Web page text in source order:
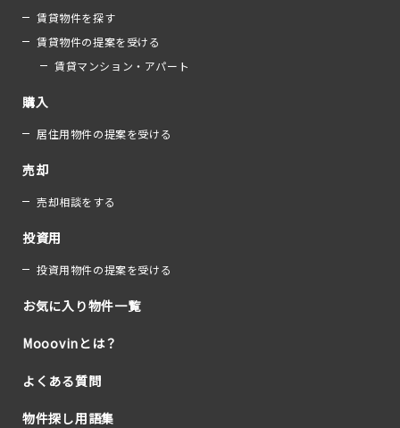
賃貸物件を探す
賃貸物件の提案を受ける
賃貸マンション・アパート
購入
居住用物件の提案を受ける
売却
売却相談をする
投資用
投資用物件の提案を受ける
お気に入り物件一覧
Mooovinとは？
よくある質問
物件探し用語集